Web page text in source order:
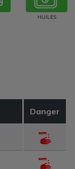
HUILES
Danger